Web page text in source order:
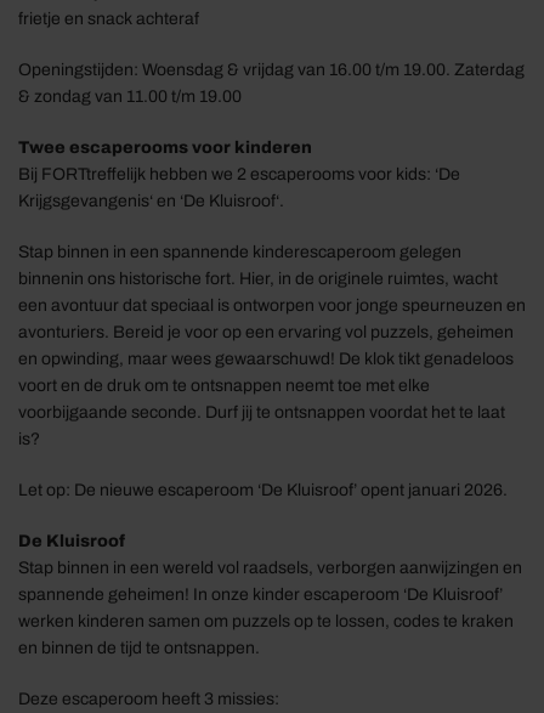
frietje en snack achteraf
Openingstijden: Woensdag & vrijdag van 16.00 t/m 19.00. Zaterdag
& zondag van 11.00 t/m 19.00
Twee escaperooms voor kinderen
Bij FORTtreffelijk hebben we 2 escaperooms voor kids: ‘De
Krijgsgevangenis‘ en ‘De Kluisroof‘.
Stap binnen in een spannende kinderescaperoom gelegen
binnenin ons historische fort. Hier, in de originele ruimtes, wacht
een avontuur dat speciaal is ontworpen voor jonge speurneuzen en
avonturiers. Bereid je voor op een ervaring vol puzzels, geheimen
en opwinding, maar wees gewaarschuwd! De klok tikt genadeloos
voort en de druk om te ontsnappen neemt toe met elke
voorbijgaande seconde. Durf jij te ontsnappen voordat het te laat
is?
Let op: De nieuwe escaperoom ‘De Kluisroof’ opent januari 2026.
De Kluisroof
Stap binnen in een wereld vol raadsels, verborgen aanwijzingen en
spannende geheimen! In onze kinder escaperoom ‘De Kluisroof’
werken kinderen samen om puzzels op te lossen, codes te kraken
en binnen de tijd te ontsnappen.
Deze escaperoom heeft 3 missies: